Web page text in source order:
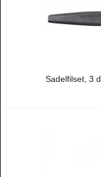
Sadelfilset, 3